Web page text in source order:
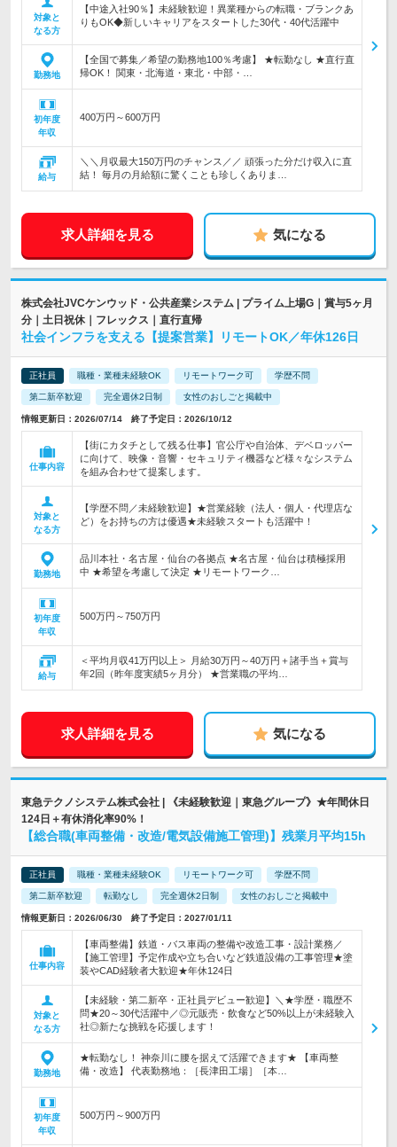
対象と
なる方
【中途入社90％】未経験歓迎！異業種からの転職・ブランクあ
りもOK◆新しいキャリアをスタートした30代・40代活躍中
勤務地
【全国で募集／希望の勤務地100％考慮】 ★転勤なし ★直行直
帰OK！ 関東・北海道・東北・中部・…
初年度
年収
400万円～600万円
給与
＼＼月収最大150万円のチャンス／／ 頑張った分だけ収入に直
結！ 毎月の月給額に驚くことも珍しくありま…
求人詳細を見る 気になる
株式会社JVCケンウッド・公共産業システム | プライム上場G｜賞与5ヶ月
分｜土日祝休｜フレックス｜直行直帰
社会インフラを支える【提案営業】リモートOK／年休126日
正社員 職種・業種未経験OK リモートワーク可 学歴不問
第二新卒歓迎 完全週休2日制 女性のおしごと掲載中
情報更新日：2026/07/14 終了予定日：2026/10/12
仕事内容
【街にカタチとして残る仕事】官公庁や自治体、デベロッパー
に向けて、映像・音響・セキュリティ機器など様々なシステム
を組み合わせて提案します。
対象と
なる方
【学歴不問／未経験歓迎】★営業経験（法人・個人・代理店な
ど）をお持ちの方は優遇★未経験スタートも活躍中！
勤務地
品川本社・名古屋・仙台の各拠点 ★名古屋・仙台は積極採用
中 ★希望を考慮して決定 ★リモートワーク…
初年度
年収
500万円～750万円
給与
＜平均月収41万円以上＞ 月給30万円～40万円＋諸手当＋賞与
年2回（昨年度実績5ヶ月分） ★営業職の平均…
求人詳細を見る 気になる
東急テクノシステム株式会社 | 《未経験歓迎｜東急グループ》★年間休日
124日＋有休消化率90%！
【総合職(車両整備・改造/電気設備施工管理)】残業月平均15h
正社員 職種・業種未経験OK リモートワーク可 学歴不問
第二新卒歓迎 転勤なし 完全週休2日制 女性のおしごと掲載中
情報更新日：2026/06/30 終了予定日：2027/01/11
仕事内容
【車両整備】鉄道・バス車両の整備や改造工事・設計業務／
【施工管理】予定作成や立ち合いなど鉄道設備の工事管理★塗
装やCAD経験者大歓迎★年休124日
対象と
なる方
【未経験・第二新卒・正社員デビュー歓迎】＼★学歴・職歴不
問★20～30代活躍中／◎元販売・飲食など50%以上が未経験入
社◎新たな挑戦を応援します！
勤務地
★転勤なし！ 神奈川に腰を据えて活躍できます★ 【車両整
備・改造】 代表勤務地：［長津田工場］［本…
初年度
年収
500万円～900万円